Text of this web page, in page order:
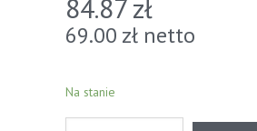
84.87zł
69.00 zł netto
Na stanie